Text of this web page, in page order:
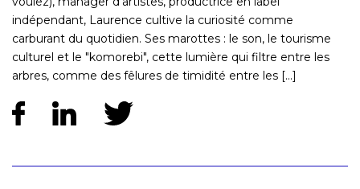
indépendant, Laurence cultive la curiosité comme
carburant du quotidien. Ses marottes : le son, le tourisme
culturel et le "komorebi", cette lumière qui filtre entre les
arbres, comme des fêlures de timidité entre les [...]